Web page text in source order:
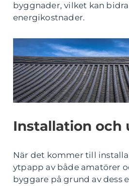
byggnader, vilket kan
energikostnader.
Installation och
När det kommer till
ytpapp av både amatörer
byggare på grund av dess